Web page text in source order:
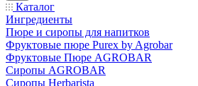
Каталог
Ингредиенты
Пюре и сиропы для напитков
Фруктовые пюре Purex by Agrobar
Фруктовые Пюре AGROBAR
Сиропы AGROBAR
Сиропы Herbarista